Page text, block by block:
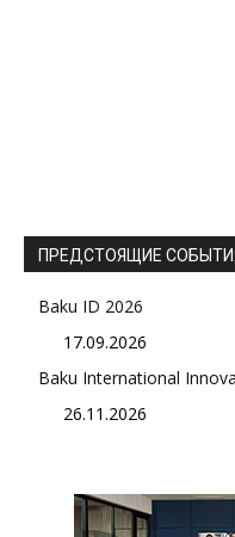
ПРЕДСТОЯЩИЕ
Baku ID 2026
17.09.2026
Baku International
26.11.2026